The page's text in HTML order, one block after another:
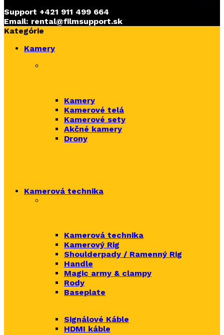
Support +421 911 499 664
Email: rental@filmsupport.sk
Kategórie
Kamery
Kamery
Kamerové telá
Kamerové sety
Akčné kamery
Drony
Kamerová technika
Kamerová technika
Kamerový Rig
Shoulderpady / Ramenný Rig
Handle
Magic army & clampy
Rody
Baseplate
Signálové Káble
HDMI káble